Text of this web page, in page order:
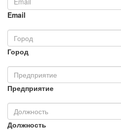
Email
Город
Предприятие
Должность